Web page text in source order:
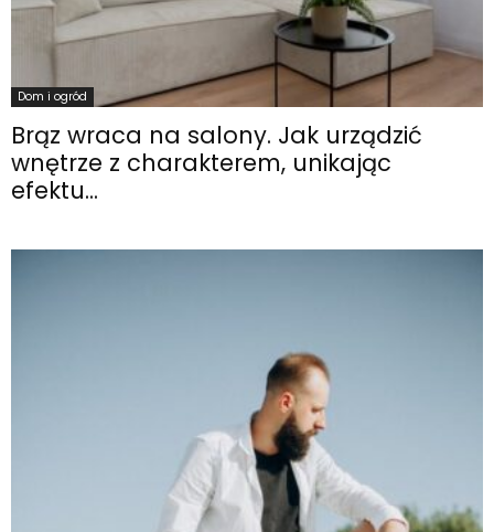
Dom i ogród
Brąz wraca na salony. Jak urządzić
wnętrze z charakterem, unikając
efektu...